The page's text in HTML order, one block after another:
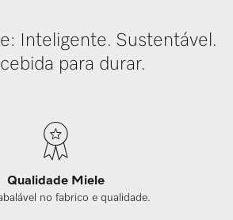
Inteligente. Sustentável.
para durar.
Qualidade Miele
no fabrico e qualidade.